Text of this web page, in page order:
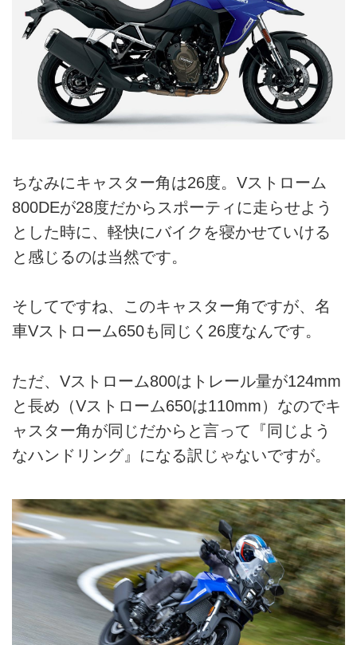
ちなみにキャスター角は26度。Vストローム
800DEが28度だからスポーティに走らせよう
とした時に、軽快にバイクを寝かせていける
と感じるのは当然です。
そしてですね、このキャスター角ですが、名
車Vストローム650も同じく26度なんです。
ただ、Vストローム800はトレール量が124mm
と長め（Vストローム650は110mm）なのでキ
ャスター角が同じだからと言って『同じよう
なハンドリング』になる訳じゃないですが。